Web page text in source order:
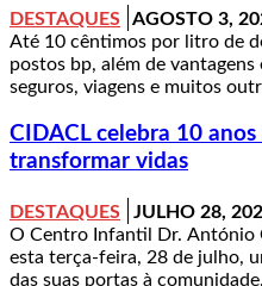
DESTAQUES
AGOSTO 3,
Até 10 cêntimos por litro de
postos bp, além de
seguros, viagens e muitos
CIDACL celebra 10
transformar vidas
DESTAQUES
JULHO 28,
O Centro Infantil Dr. António
esta terça-feira, 28 de julho,
das suas portas à